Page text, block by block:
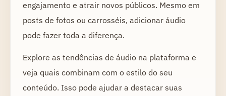
engajamento e atrair novos públicos. Mesmo em
posts de fotos ou carrosséis, adicionar áudio
pode fazer toda a diferença.
Explore as tendências de áudio na plataforma e
veja quais combinam com o estilo do seu
conteúdo. Isso pode ajudar a destacar suas